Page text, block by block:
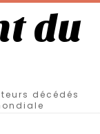
du
décédés